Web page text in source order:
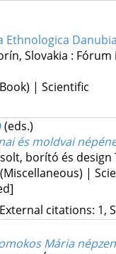
Ethnologica
Slovakia : Fórum
| Scientific
(eds.)
és moldvai
borító és
|
citations: 1,
Mária